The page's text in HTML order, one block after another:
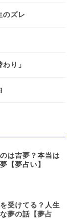
のズレ
り」
は吉夢？本当は
【夢占い】
受けてる？人生
夢の話【夢占